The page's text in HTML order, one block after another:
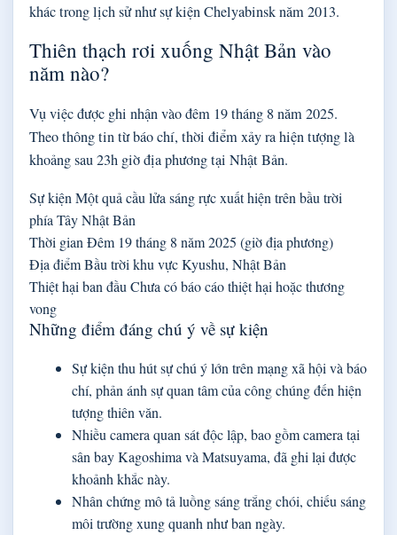
khác trong lịch sử như sự kiện Chelyabinsk năm 2013.
Thiên thạch rơi xuống Nhật Bản vào
năm nào?
Vụ việc được ghi nhận vào đêm 19 tháng 8 năm 2025.
Theo thông tin từ báo chí, thời điểm xảy ra hiện tượng là
khoảng sau 23h giờ địa phương tại Nhật Bản.
Sự kiệnMột quả cầu lửa sáng rực xuất hiện trên bầu trời
phía Tây Nhật Bản
Thời gianĐêm 19 tháng 8 năm 2025 (giờ địa phương)
Địa điểmBầu trời khu vực Kyushu, Nhật Bản
Thiệt hại ban đầuChưa có báo cáo thiệt hại hoặc thương
vong
Những điểm đáng chú ý về sự kiện
Sự kiện thu hút sự chú ý lớn trên mạng xã hội và báo
chí, phản ánh sự quan tâm của công chúng đến hiện
tượng thiên văn.
Nhiều camera quan sát độc lập, bao gồm camera tại
sân bay Kagoshima và Matsuyama, đã ghi lại được
khoảnh khắc này.
Nhân chứng mô tả luồng sáng trắng chói, chiếu sáng
môi trường xung quanh như ban ngày.